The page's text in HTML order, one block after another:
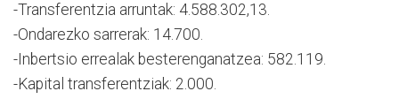
-Transferentzia arruntak: 4.588.302,13.
-Ondarezko sarrerak: 14.700.
-Inbertsio errealak besterenganatzea: 582.119.
-Kapital transferentziak: 2.000.